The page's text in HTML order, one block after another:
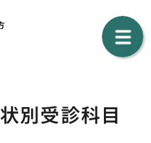
別受診科目